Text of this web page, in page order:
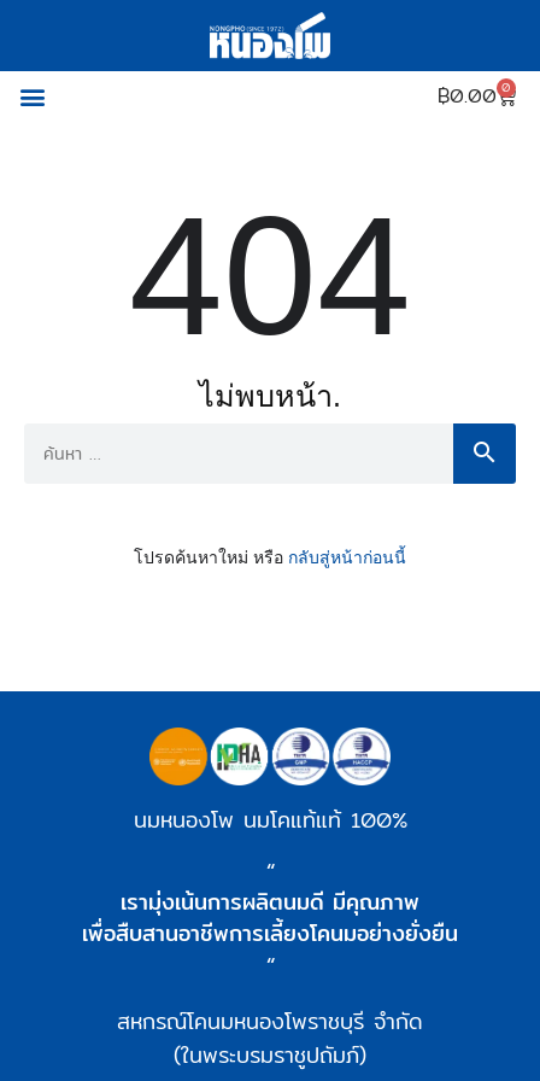
฿0.00 0
404
ไม่พบหน้า.
search
โปรดค้นหาใหม่ หรือ กลับสู่หน้าก่อนนี้
นมหนองโพ นมโคแท้แท้ 100%
“
เรามุ่งเน้นการผลิตนมดี มีคุณภาพ
เพื่อสืบสานอาชีพการเลี้ยงโคนมอย่างยั่งยืน
“
สหกรณ์โคนมหนองโพราชบุรี จำกัด
(ในพระบรมราชูปถัมภ์)